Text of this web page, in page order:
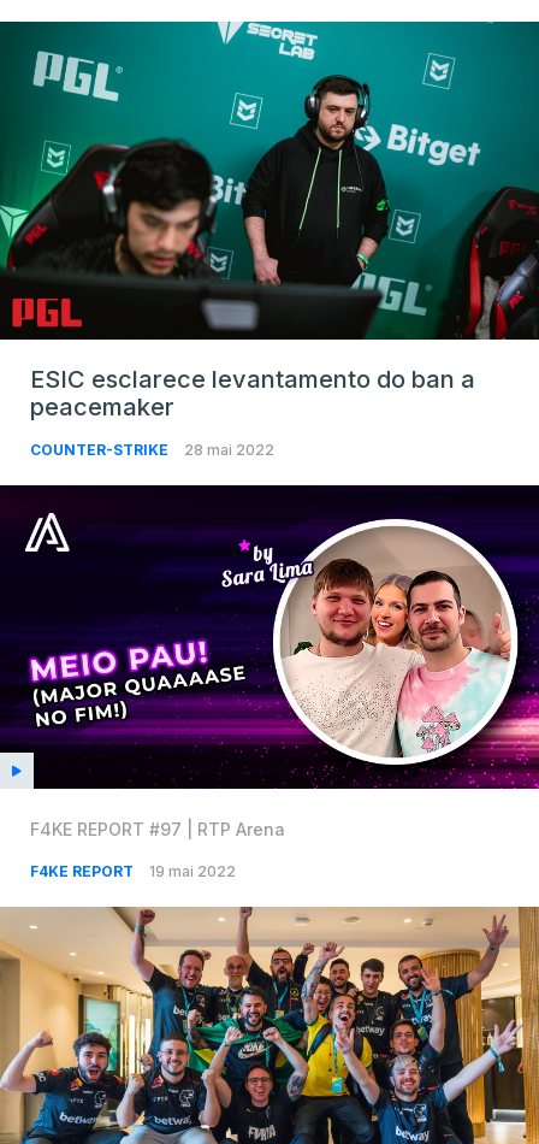
ESIC esclarece levantamento do ban a
peacemaker
COUNTER-STRIKE 28 mai 2022
F4KE REPORT #97 | RTP Arena
F4KE REPORT 19 mai 2022